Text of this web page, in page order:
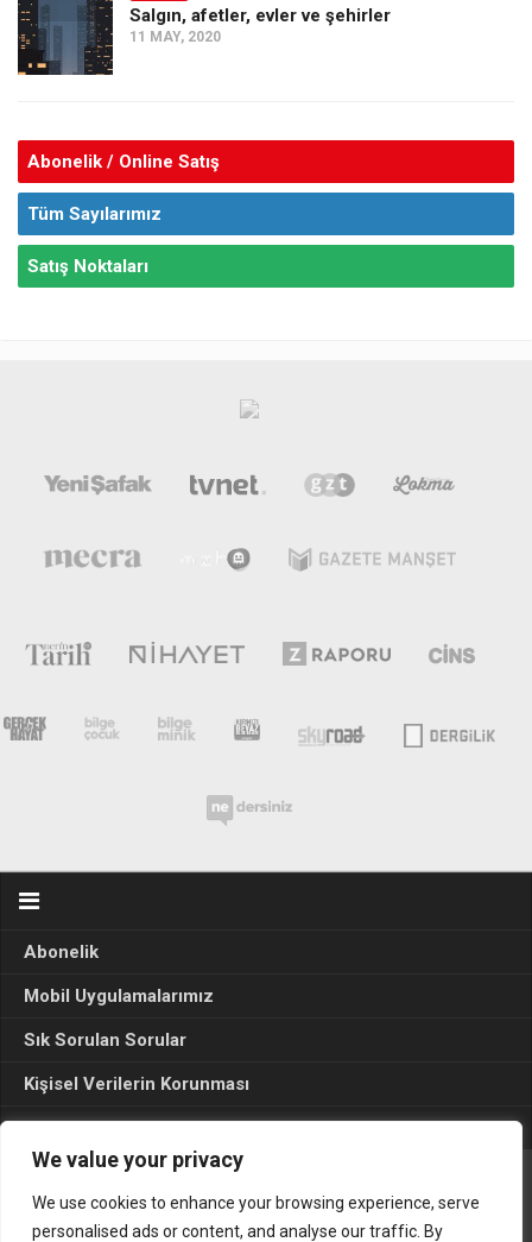
We value your privacy
We use cookies to enhance your browsing experience, serve
personalised ads or content, and analyse our traffic. By
Salgın, afetler, evler ve şehirler
11 MAY, 2020
Abonelik / Online Satış
Tüm Sayılarımız
Satış Noktaları
Abonelik
Mobil Uygulamalarımız
Sık Sorulan Sorular
Kişisel Verilerin Korunması
Seçim Sonuçları 2024
Gerçek Hayat © 2015. Her hakkı sakldır.